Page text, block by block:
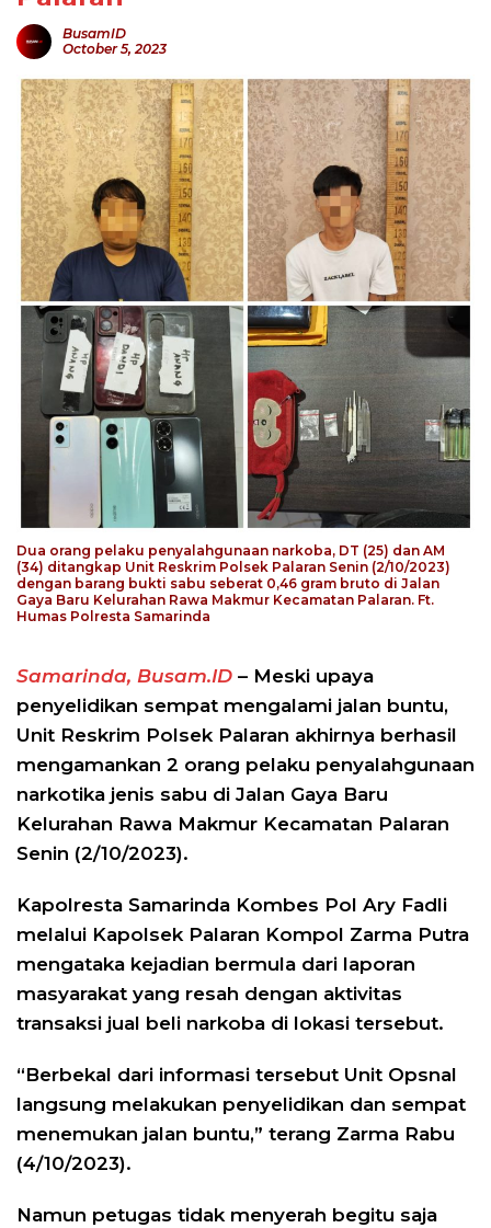
BusamID
October 5, 2023
Dua orang pelaku penyalahgunaan narkoba, DT (25) dan AM
(34) ditangkap Unit Reskrim Polsek Palaran Senin (2/10/2023)
dengan barang bukti sabu seberat 0,46 gram bruto di Jalan
Gaya Baru Kelurahan Rawa Makmur Kecamatan Palaran. Ft.
Humas Polresta Samarinda
Samarinda, Busam.ID – Meski upaya
penyelidikan sempat mengalami jalan buntu,
Unit Reskrim Polsek Palaran akhirnya berhasil
mengamankan 2 orang pelaku penyalahgunaan
narkotika jenis sabu di Jalan Gaya Baru
Kelurahan Rawa Makmur Kecamatan Palaran
Senin (2/10/2023).
Kapolresta Samarinda Kombes Pol Ary Fadli
melalui Kapolsek Palaran Kompol Zarma Putra
mengataka kejadian bermula dari laporan
masyarakat yang resah dengan aktivitas
transaksi jual beli narkoba di lokasi tersebut.
“Berbekal dari informasi tersebut Unit Opsnal
langsung melakukan penyelidikan dan sempat
menemukan jalan buntu,” terang Zarma Rabu
(4/10/2023).
Namun petugas tidak menyerah begitu saja